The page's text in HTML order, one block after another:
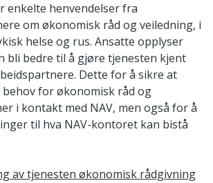
enkelte henvendelser fra
om økonomisk råd og veiledning, i
helse og rus. Ansatte opplyser
bli bedre til å gjøre tjenesten kjent
Dette for å sikre at
behov for økonomisk råd og
i kontakt med NAV, men også for å
til hva NAV-kontoret kan bistå
av tjenesten økonomisk rådgivning